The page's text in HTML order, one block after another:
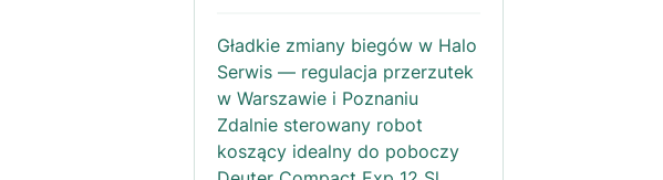
Gładkie zmiany biegów w Halo
Serwis — regulacja przerzutek
w Warszawie i Poznaniu
Zdalnie sterowany robot
koszący idealny do poboczy